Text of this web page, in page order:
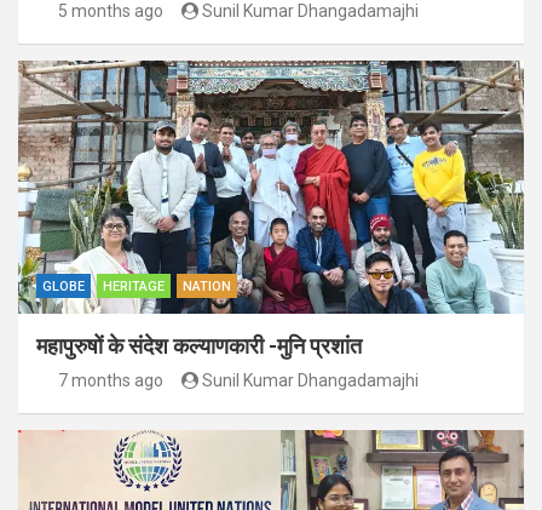
5 months ago Sunil Kumar Dhangadamajhi
GLOBE HERITAGE NATION
महापुरुषों के संदेश कल्याणकारी -मुनि प्रशांत
7 months ago Sunil Kumar Dhangadamajhi